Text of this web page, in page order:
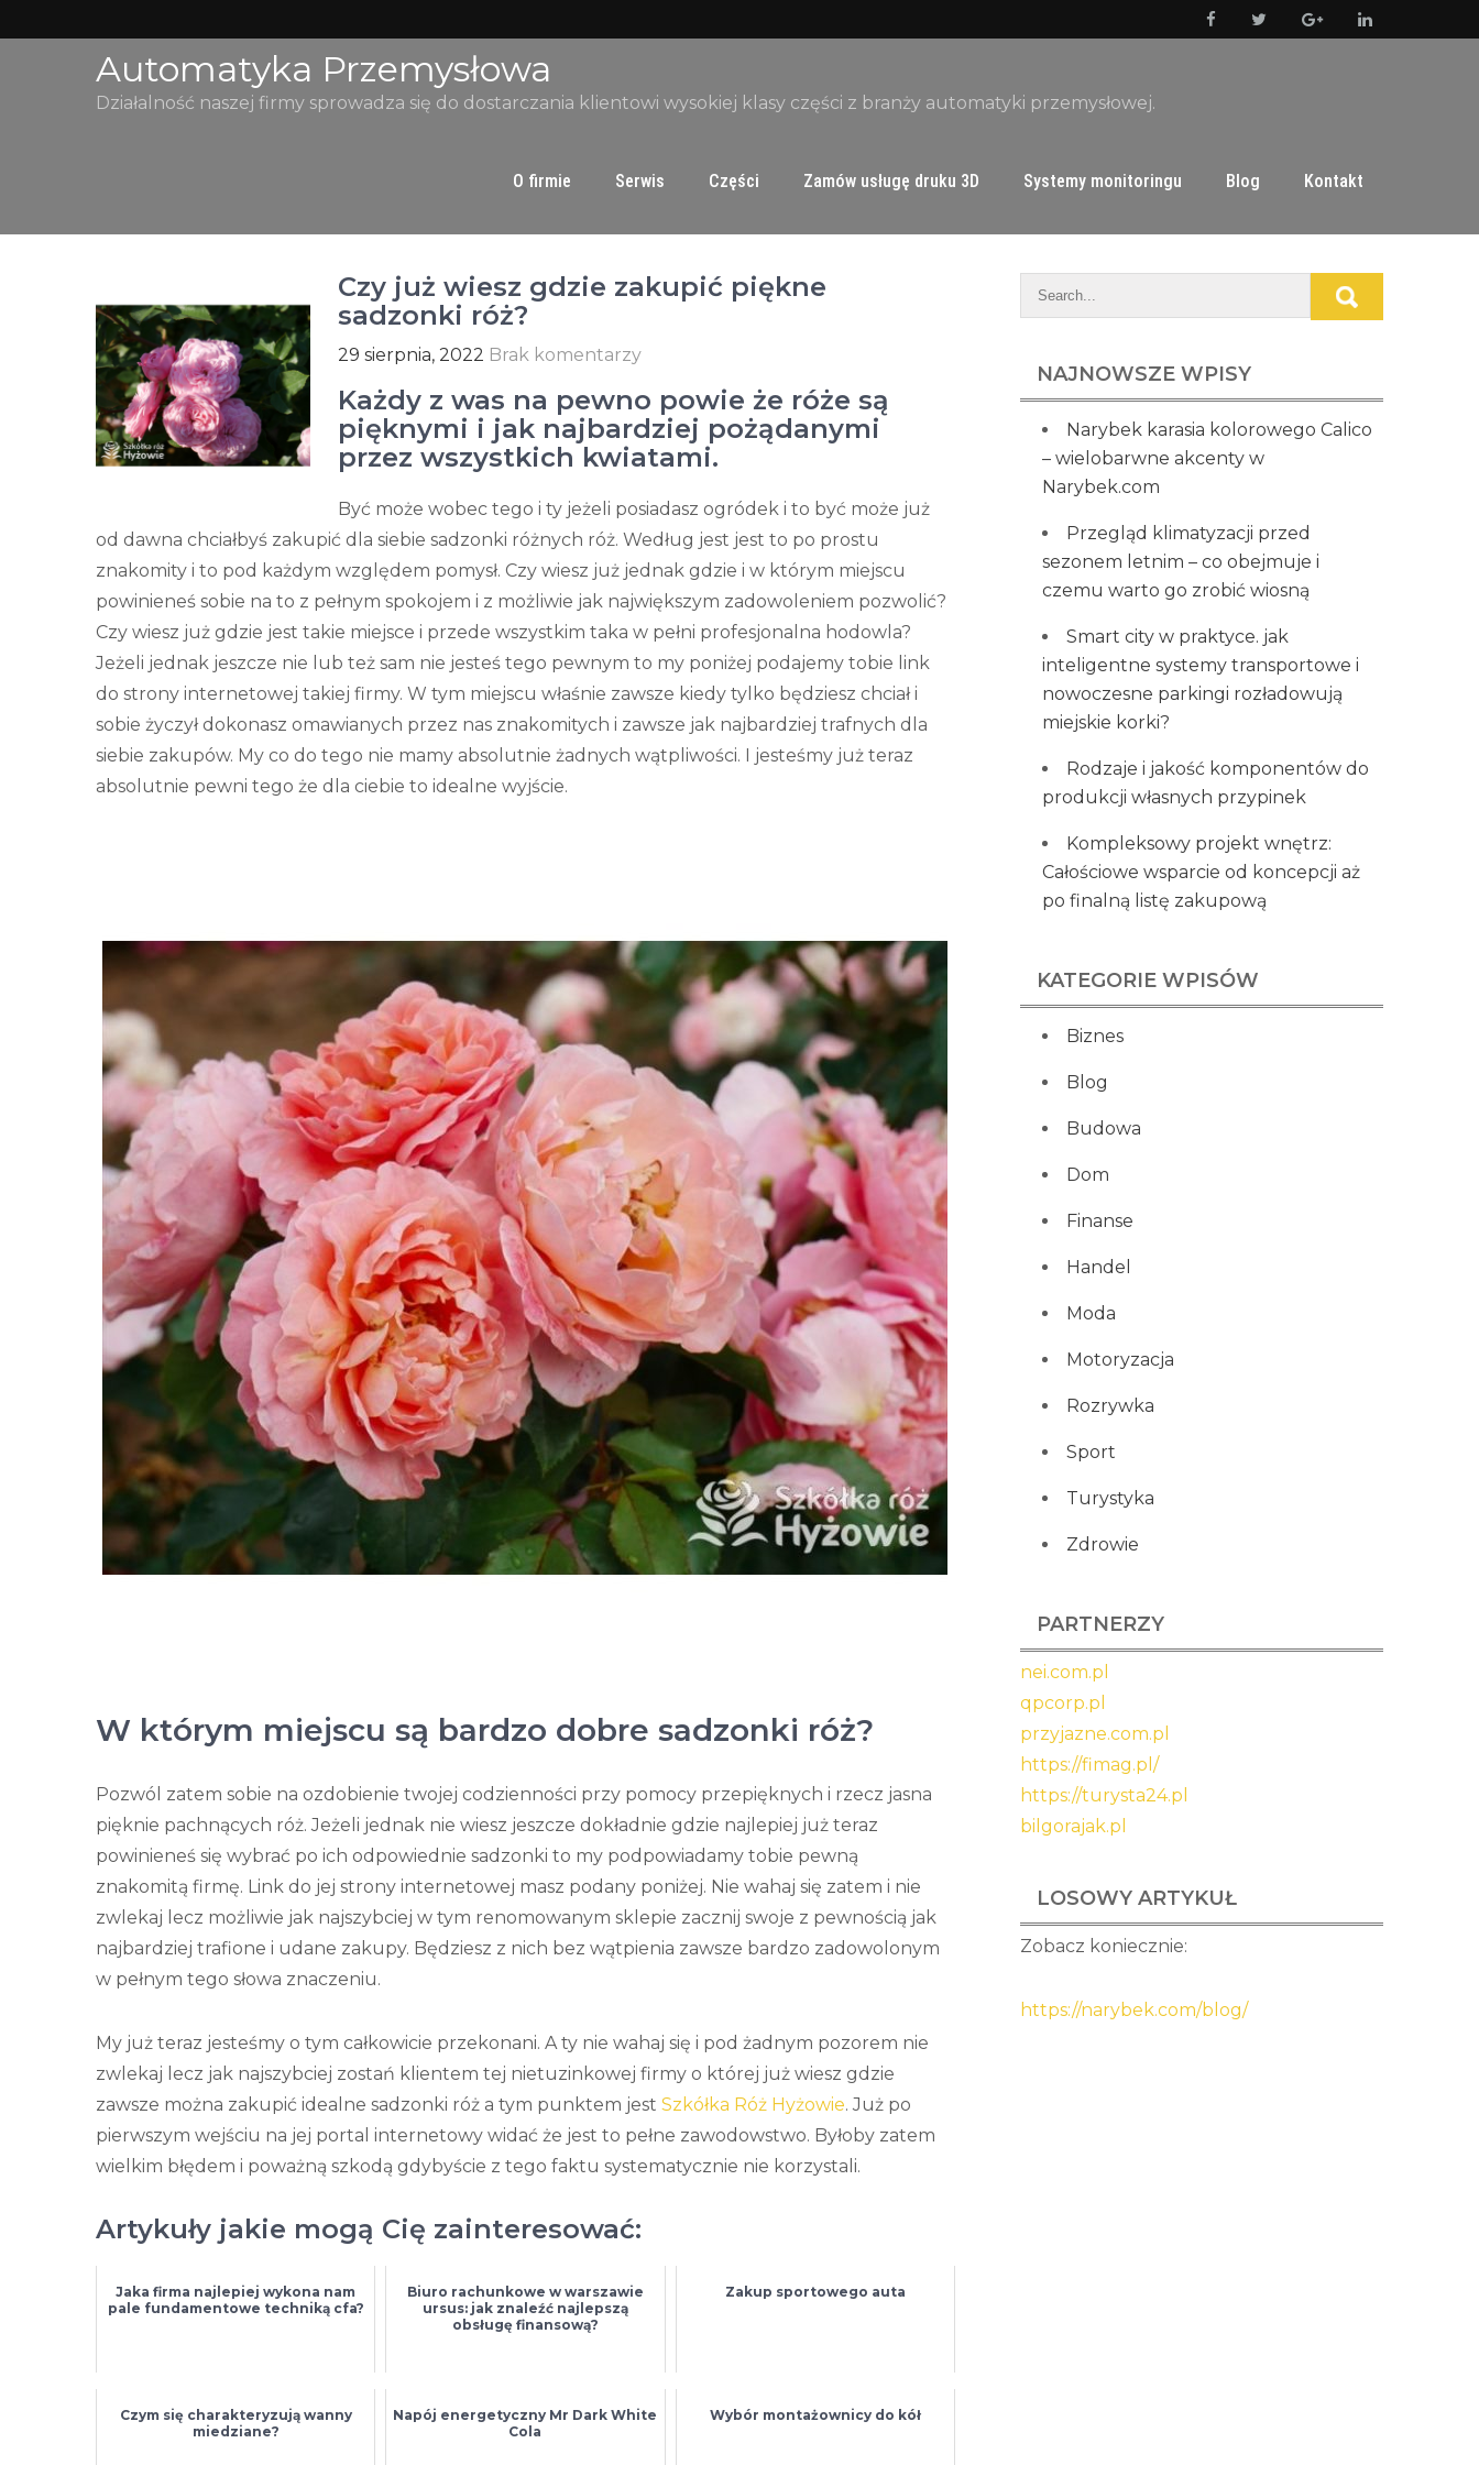
to
Automatyka Przemysłowa
Działalność naszej firmy sprowadza się do dostarczania klientowi wysokiej klasy części z branży automatyki przemysłowej.
O firmie Serwis Części Zamów usługę druku 3D Systemy monitoringu Blog Kontakt
Czy już wiesz gdzie zakupić piękne
sadzonki róż?
29 sierpnia, 2022 Brak komentarzy
Każdy z was na pewno powie że róże są
pięknymi i jak najbardziej pożądanymi
przez wszystkich kwiatami.
Być może wobec tego i ty jeżeli posiadasz ogródek i to być może już
od dawna chciałbyś zakupić dla siebie sadzonki różnych róż. Według jest jest to po prostu
znakomity i to pod każdym względem pomysł. Czy wiesz już jednak gdzie i w którym miejscu
powinieneś sobie na to z pełnym spokojem i z możliwie jak największym zadowoleniem pozwolić?
Czy wiesz już gdzie jest takie miejsce i przede wszystkim taka w pełni profesjonalna hodowla?
Jeżeli jednak jeszcze nie lub też sam nie jesteś tego pewnym to my poniżej podajemy tobie link
do strony internetowej takiej firmy. W tym miejscu właśnie zawsze kiedy tylko będziesz chciał i
sobie życzył dokonasz omawianych przez nas znakomitych i zawsze jak najbardziej trafnych dla
siebie zakupów. My co do tego nie mamy absolutnie żadnych wątpliwości. I jesteśmy już teraz
absolutnie pewni tego że dla ciebie to idealne wyjście.
W którym miejscu są bardzo dobre sadzonki róż?
Pozwól zatem sobie na ozdobienie twojej codzienności przy pomocy przepięknych i rzecz jasna
pięknie pachnących róż. Jeżeli jednak nie wiesz jeszcze dokładnie gdzie najlepiej już teraz
powinieneś się wybrać po ich odpowiednie sadzonki to my podpowiadamy tobie pewną
znakomitą firmę. Link do jej strony internetowej masz podany poniżej. Nie wahaj się zatem i nie
zwlekaj lecz możliwie jak najszybciej w tym renomowanym sklepie zacznij swoje z pewnością jak
najbardziej trafione i udane zakupy. Będziesz z nich bez wątpienia zawsze bardzo zadowolonym
w pełnym tego słowa znaczeniu.
My już teraz jesteśmy o tym całkowicie przekonani. A ty nie wahaj się i pod żadnym pozorem nie
zwlekaj lecz jak najszybciej zostań klientem tej nietuzinkowej firmy o której już wiesz gdzie
zawsze można zakupić idealne sadzonki róż a tym punktem jest Szkółka Róż Hyżowie. Już po
pierwszym wejściu na jej portal internetowy widać że jest to pełne zawodowstwo. Byłoby zatem
wielkim błędem i poważną szkodą gdybyście z tego faktu systematycznie nie korzystali.
Artykuły jakie mogą Cię zainteresować:
Jaka firma najlepiej wykona nam
pale fundamentowe techniką cfa?
Biuro rachunkowe w warszawie
ursus: jak znaleźć najlepszą
obsługę finansową?
Zakup sportowego auta
Czym się charakteryzują wanny
miedziane?
Napój energetyczny Mr Dark White
Cola
Wybór montażownicy do kół
NAJNOWSZE WPISY
Narybek karasia kolorowego Calico
– wielobarwne akcenty w
Narybek.com
Przegląd klimatyzacji przed
sezonem letnim – co obejmuje i
czemu warto go zrobić wiosną
Smart city w praktyce. jak
inteligentne systemy transportowe i
nowoczesne parkingi rozładowują
miejskie korki?
Rodzaje i jakość komponentów do
produkcji własnych przypinek
Kompleksowy projekt wnętrz:
Całościowe wsparcie od koncepcji aż
po finalną listę zakupową
KATEGORIE WPISÓW
Biznes
Blog
Budowa
Dom
Finanse
Handel
Moda
Motoryzacja
Rozrywka
Sport
Turystyka
Zdrowie
PARTNERZY
nei.com.pl
qpcorp.pl
przyjazne.com.pl
https://fimag.pl/
https://turysta24.pl
bilgorajak.pl
LOSOWY ARTYKUŁ
Zobacz koniecznie:
https://narybek.com/blog/